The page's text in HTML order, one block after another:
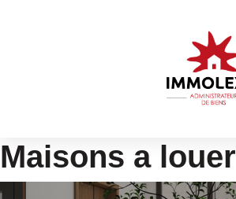
Maisons a louer